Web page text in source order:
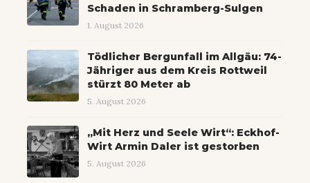
Schaden in Schramberg-Sulgen
1. August 2026
Tödlicher Bergunfall im Allgäu: 74-
Jähriger aus dem Kreis Rottweil
stürzt 80 Meter ab
5. August 2026
„Mit Herz und Seele Wirt“: Eckhof-
Wirt Armin Daler ist gestorben
5. August 2026